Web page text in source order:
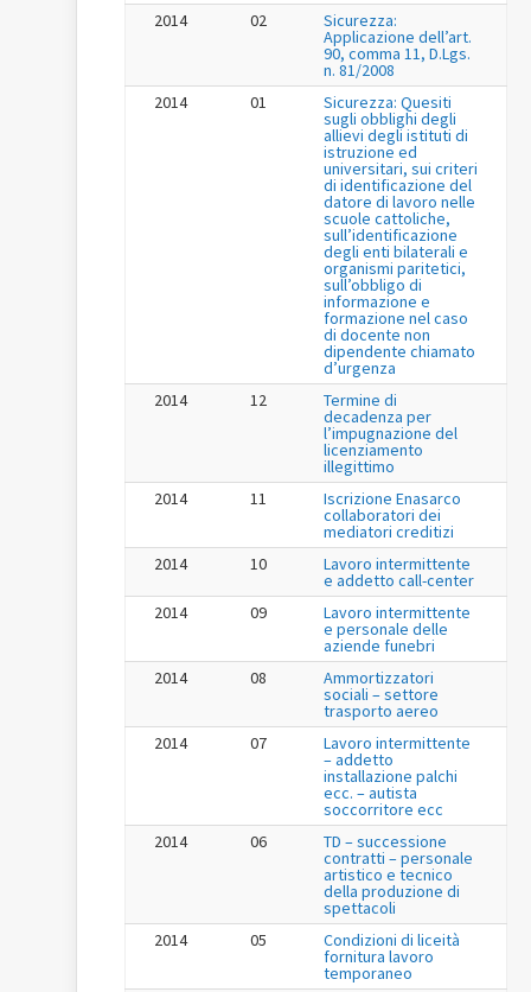
2014
02 Sicurezza:
Applicazione dell’art.
90, comma 11, D.Lgs.
n. 81/2008
2014
01 Sicurezza: Quesiti
sugli obblighi degli
allievi degli istituti di
istruzione ed
universitari, sui criteri
di identificazione del
datore di lavoro nelle
scuole cattoliche,
sull’identificazione
degli enti bilaterali e
organismi paritetici,
sull’obbligo di
informazione e
formazione nel caso
di docente non
dipendente chiamato
d’urgenza
2014
12 Termine di
decadenza per
l’impugnazione del
licenziamento
illegittimo
2014
11 Iscrizione Enasarco
collaboratori dei
mediatori creditizi
2014
10 Lavoro intermittente
e addetto call-center
2014
09 Lavoro intermittente
e personale delle
aziende funebri
2014
08 Ammortizzatori
sociali – settore
trasporto aereo
2014
07 Lavoro intermittente
– addetto
installazione palchi
ecc. – autista
soccorritore ecc
2014
06 TD – successione
contratti – personale
artistico e tecnico
della produzione di
spettacoli
2014
05 Condizioni di liceità
fornitura lavoro
temporaneo